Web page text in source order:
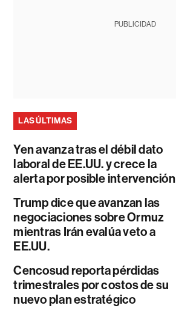
PUBLICIDAD
LAS ÚLTIMAS
Yen avanza tras el débil dato
laboral de EE.UU. y crece la
alerta por posible intervención
Trump dice que avanzan las
negociaciones sobre Ormuz
mientras Irán evalúa veto a
EE.UU.
Cencosud reporta pérdidas
trimestrales por costos de su
nuevo plan estratégico